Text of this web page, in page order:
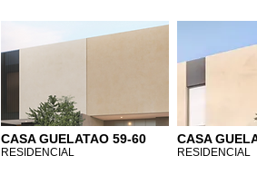
CASA GUELATAO 59-60
RESIDENCIAL
CASA
RESIDENCIAL